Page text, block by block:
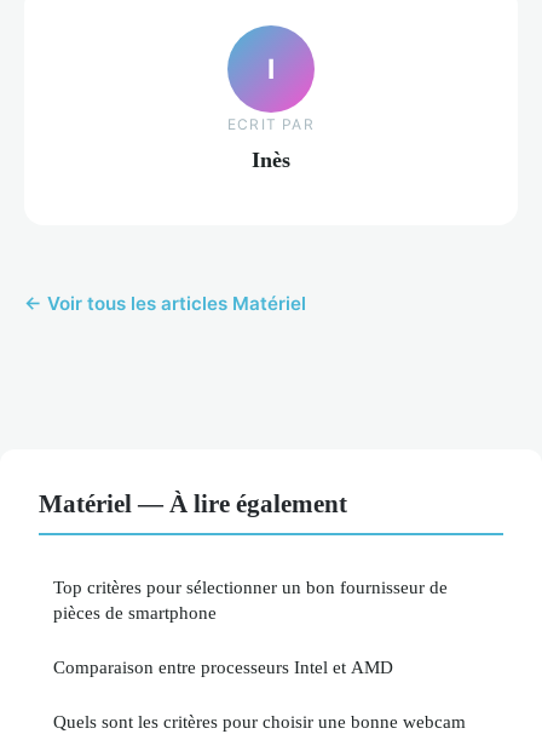
I
ECRIT PAR
Inès
← Voir tous les articles Matériel
Matériel — À lire également
Top critères pour sélectionner un bon fournisseur de
pièces de smartphone
Comparaison entre processeurs Intel et AMD
Quels sont les critères pour choisir une bonne webcam